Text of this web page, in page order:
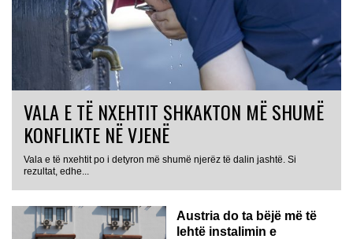
VALA E TË NXEHTIT SHKAKTON MË SHUMË
KONFLIKTE NË VJENË
Vala e të nxehtit po i detyron më shumë njerëz të dalin jashtë. Si
rezultat, edhe...
Austria do ta bëjë më të
lehtë instalimin e